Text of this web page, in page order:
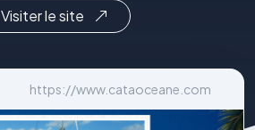
Visiter le site
https://www.cataoceane.com